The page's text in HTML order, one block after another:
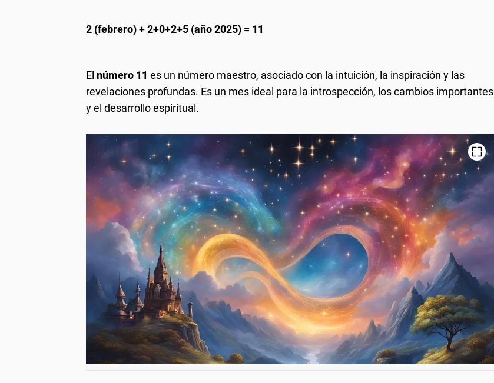
2 (febrero) + 2+0+2+5 (año 2025) = 11
El número 11 es un número maestro, asociado con la intuición, la inspiración y las
revelaciones profundas. Es un mes ideal para la introspección, los cambios importantes
y el desarrollo espiritual.